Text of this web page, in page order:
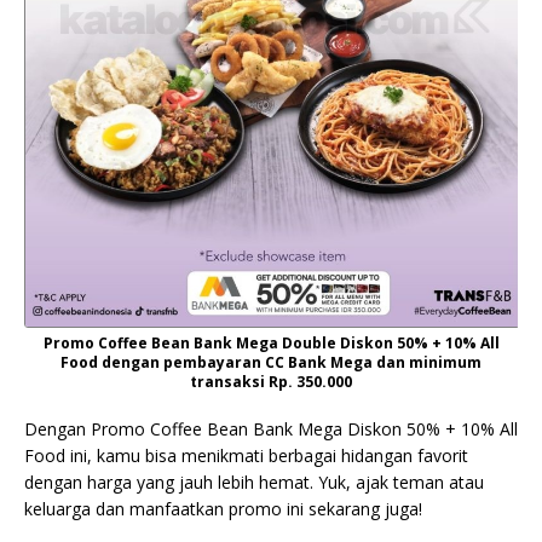
Promo Coffee Bean Bank Mega Double Diskon 50% + 10% All
Food dengan pembayaran CC Bank Mega dan minimum
transaksi Rp. 350.000
Dengan Promo Coffee Bean Bank Mega Diskon 50% + 10% All
Food ini, kamu bisa menikmati berbagai hidangan favorit
dengan harga yang jauh lebih hemat. Yuk, ajak teman atau
keluarga dan manfaatkan promo ini sekarang juga!